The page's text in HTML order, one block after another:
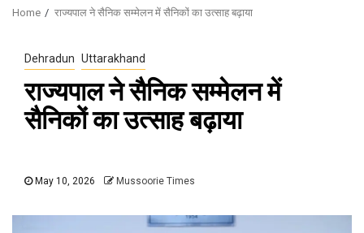
Home राज्यपाल ने सैनिक सम्मेलन में सैनिकों का उत्साह बढ़ाया
Dehradun Uttarakhand
राज्यपाल ने सैनिक सम्मेलन में
सैनिकों का उत्साह बढ़ाया
May 10, 2026 Mussoorie Times